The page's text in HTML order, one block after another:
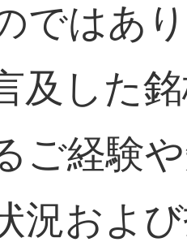
ではあ
及した
ご経験
況およ